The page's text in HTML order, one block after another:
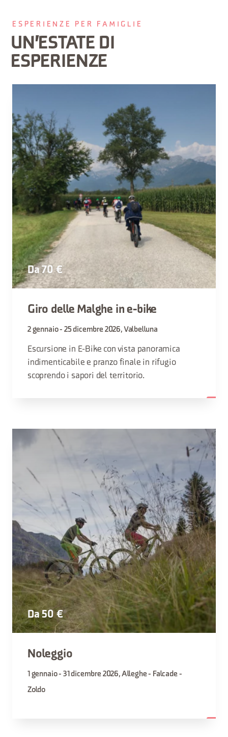
ESPERIENZE PER FAMIGLIE
UN'ESTATE DI
ESPERIENZE
Da 70 €
Giro delle Malghe in e-bike
2 gennaio - 25 dicembre 2026, Valbelluna
Escursione in E-Bike con vista panoramica
indimenticabile e pranzo finale in rifugio
scoprendo i sapori del territorio.
Da 50 €
Noleggio
1 gennaio - 31 dicembre 2026, Alleghe - Falcade -
Zoldo